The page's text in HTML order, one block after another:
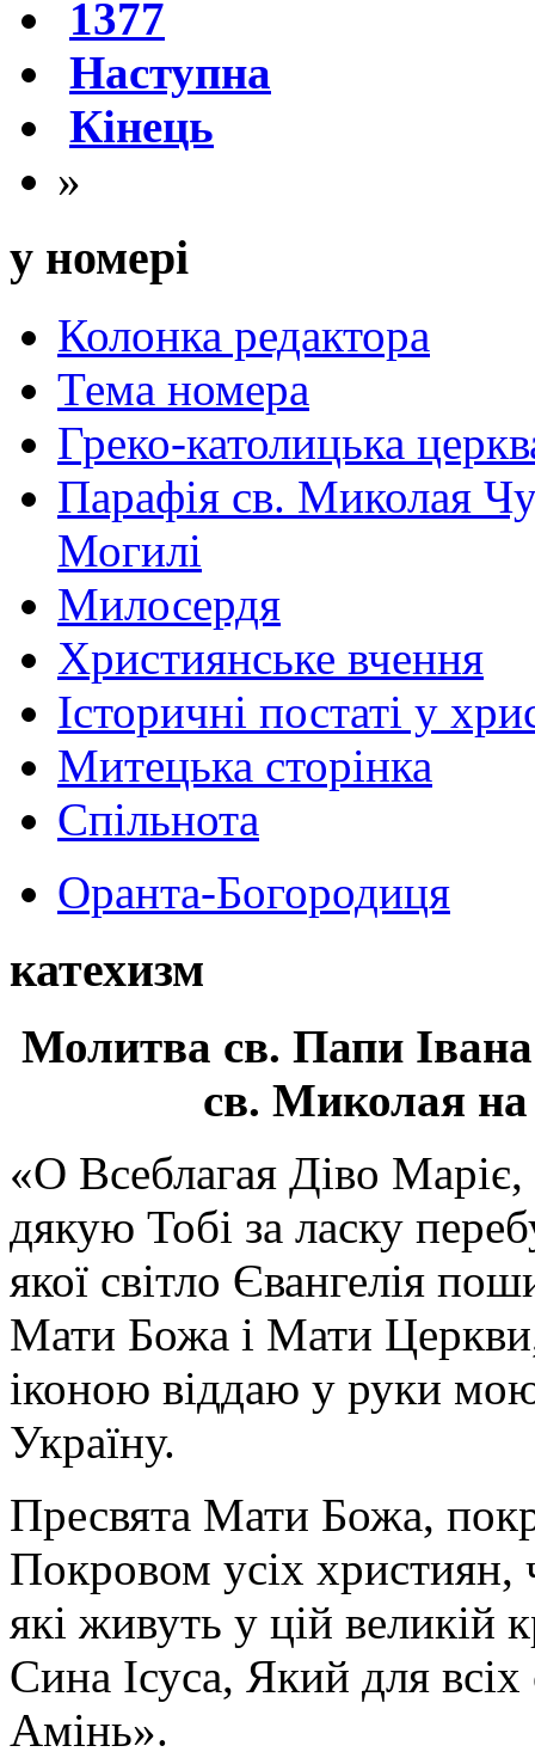
1377
Наступна
Кінець
»
у номері
Колонка редактора
Тема номера
Греко-католицька
Парафія св. Миколая
Могилі
Милосердя
Християнське вчення
Історичні постаті у
Митецька сторінка
Спільнота
Оранта-Богородиця
катехизм
Молитва св. Папи
св. Миколая на
«О Всеблагая Діво
дякую Тобі за ласку
якої світло Євангелія
Мати Божа і Мати
іконою віддаю у руки
Україну.
Пресвята Мати Божа,
Покровом усіх християн,
які живуть у цій великій
Сина Ісуса, Який для
Амінь».